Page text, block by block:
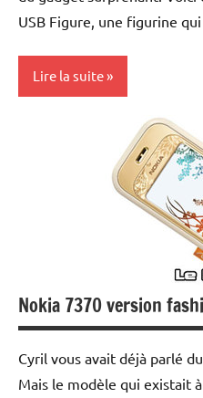
USB Figure, une figurine
Lire la suite
Nokia 7370 version
Cyril vous avait déjà parlé
Mais le modèle qui existait